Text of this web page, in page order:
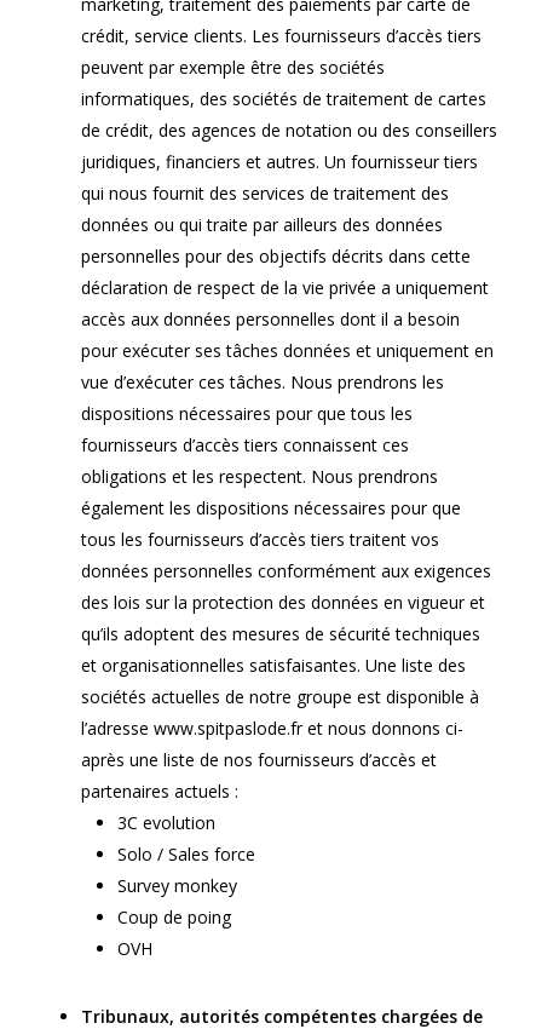
crédit, service clients. Les fournisseurs d’accès tiers
peuvent par exemple être des sociétés
informatiques, des sociétés de traitement de cartes
de crédit, des agences de notation ou des conseillers
juridiques, financiers et autres. Un fournisseur tiers
qui nous fournit des services de traitement des
données ou qui traite par ailleurs des données
personnelles pour des objectifs décrits dans cette
déclaration de respect de la vie privée a uniquement
accès aux données personnelles dont il a besoin
pour exécuter ses tâches données et uniquement en
vue d’exécuter ces tâches. Nous prendrons les
dispositions nécessaires pour que tous les
fournisseurs d’accès tiers connaissent ces
obligations et les respectent. Nous prendrons
également les dispositions nécessaires pour que
tous les fournisseurs d’accès tiers traitent vos
données personnelles conformément aux exigences
des lois sur la protection des données en vigueur et
qu’ils adoptent des mesures de sécurité techniques
et organisationnelles satisfaisantes. Une liste des
sociétés actuelles de notre groupe est disponible à
l’adresse www.spitpaslode.fr et nous donnons ci-
après une liste de nos fournisseurs d’accès et
partenaires actuels :
3C evolution
Solo / Sales force
Survey monkey
Coup de poing
OVH
Tribunaux, autorités compétentes chargées de